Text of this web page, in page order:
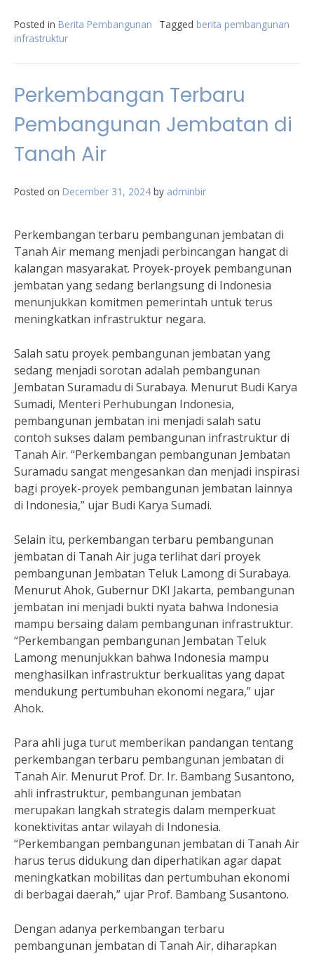
Posted in Berita Pembangunan Tagged berita pembangunan
infrastruktur
Perkembangan Terbaru
Pembangunan Jembatan di
Tanah Air
Posted on December 31, 2024 by adminbir
Perkembangan terbaru pembangunan jembatan di
Tanah Air memang menjadi perbincangan hangat di
kalangan masyarakat. Proyek-proyek pembangunan
jembatan yang sedang berlangsung di Indonesia
menunjukkan komitmen pemerintah untuk terus
meningkatkan infrastruktur negara.
Salah satu proyek pembangunan jembatan yang
sedang menjadi sorotan adalah pembangunan
Jembatan Suramadu di Surabaya. Menurut Budi Karya
Sumadi, Menteri Perhubungan Indonesia,
pembangunan jembatan ini menjadi salah satu
contoh sukses dalam pembangunan infrastruktur di
Tanah Air. “Perkembangan pembangunan Jembatan
Suramadu sangat mengesankan dan menjadi inspirasi
bagi proyek-proyek pembangunan jembatan lainnya
di Indonesia,” ujar Budi Karya Sumadi.
Selain itu, perkembangan terbaru pembangunan
jembatan di Tanah Air juga terlihat dari proyek
pembangunan Jembatan Teluk Lamong di Surabaya.
Menurut Ahok, Gubernur DKI Jakarta, pembangunan
jembatan ini menjadi bukti nyata bahwa Indonesia
mampu bersaing dalam pembangunan infrastruktur.
“Perkembangan pembangunan Jembatan Teluk
Lamong menunjukkan bahwa Indonesia mampu
menghasilkan infrastruktur berkualitas yang dapat
mendukung pertumbuhan ekonomi negara,” ujar
Ahok.
Para ahli juga turut memberikan pandangan tentang
perkembangan terbaru pembangunan jembatan di
Tanah Air. Menurut Prof. Dr. Ir. Bambang Susantono,
ahli infrastruktur, pembangunan jembatan
merupakan langkah strategis dalam memperkuat
konektivitas antar wilayah di Indonesia.
“Perkembangan pembangunan jembatan di Tanah Air
harus terus didukung dan diperhatikan agar dapat
meningkatkan mobilitas dan pertumbuhan ekonomi
di berbagai daerah,” ujar Prof. Bambang Susantono.
Dengan adanya perkembangan terbaru
pembangunan jembatan di Tanah Air, diharapkan